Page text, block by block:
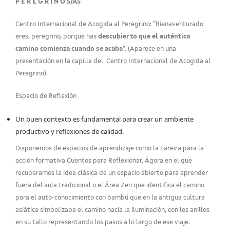
P E R E G R I N O S/AS
Centro Internacional de Acogida al Peregrino: “Bienaventurado
eres, peregrino, porque has descubierto que el auténtico
camino comienza cuando se acaba”. (Aparece en una
presentación en la capilla del Centro Internacional de Acogida al
Peregrino).
Espacio de Reflexión
Un buen contexto es fundamental para crear un ambiente
productivo y reflexiones de calidad.
Disponemos de espacios de aprendizaje como la Lareira para la
acción formativa Cuentos para Reflexionar, Ágora en el que
recuperamos la idea clásica de un espacio abierto para aprender
fuera del aula tradicional o el Área Zen que identifica el camino
para el auto-conocimiento con bambú que en la antigua cultura
asiática simbolizaba el camino hacia la iluminación, con los anillos
en su tallo representando los pasos a lo largo de ese viaje.